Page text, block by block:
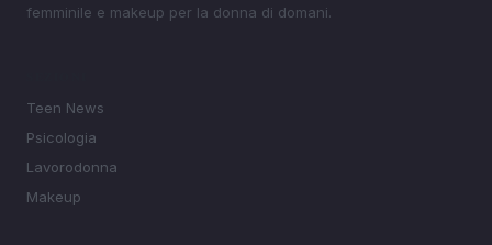
femminile e makeup per la donna di domani.
Teen News
Psicologia
Lavorodonna
Makeup